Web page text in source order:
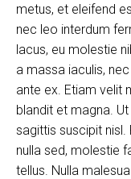
metus, et eleifend
nec leo interdum
lacus, eu molestie
a massa iaculis,
ante ex. Etiam velit
blandit et magna.
sagittis suscipit nisl.
nulla sed, molestie
tellus. Nulla